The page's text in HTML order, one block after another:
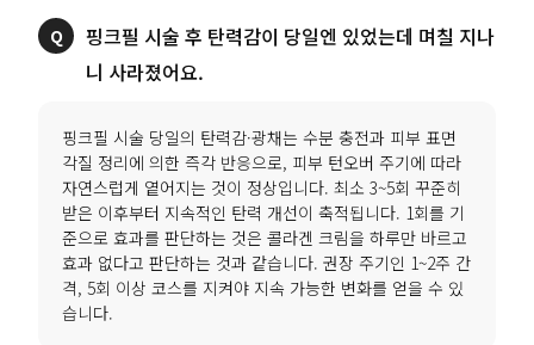
핑크필 시술 후 탄력감이 당일엔 있었는데 며칠 지나
니 사라졌어요.
핑크필 시술 당일의 탄력감·광채는 수분 충전과 피부 표면
각질 정리에 의한 즉각 반응으로, 피부 턴오버 주기에 따라
자연스럽게 옅어지는 것이 정상입니다. 최소 3~5회 꾸준히
받은 이후부터 지속적인 탄력 개선이 축적됩니다. 1회를 기
준으로 효과를 판단하는 것은 콜라겐 크림을 하루만 바르고
효과 없다고 판단하는 것과 같습니다. 권장 주기인 1~2주 간
격, 5회 이상 코스를 지켜야 지속 가능한 변화를 얻을 수 있
습니다.